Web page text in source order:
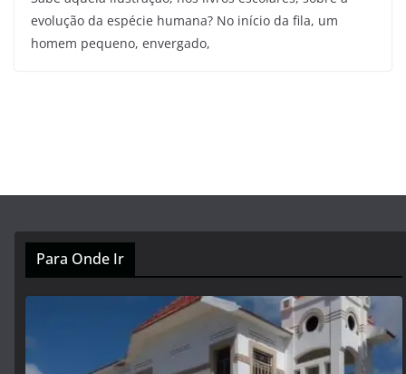
evolução da espécie humana? No início da fila, um
homem pequeno, envergado,
Para Onde Ir